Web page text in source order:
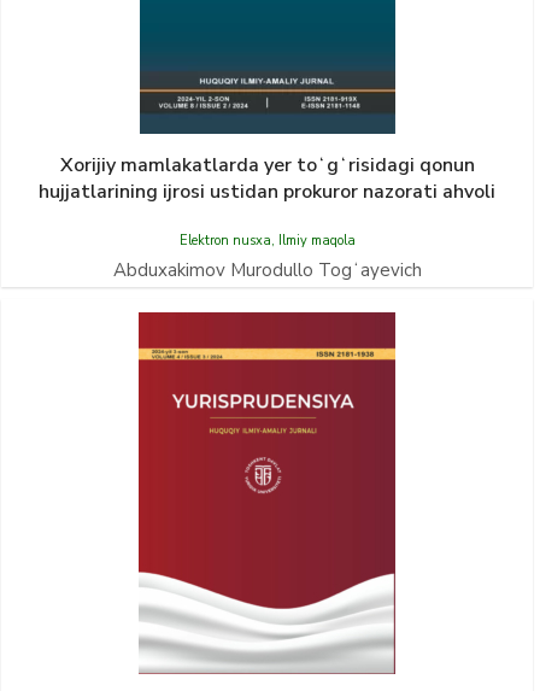
Xorijiy mamlakatlarda yer toʻgʻrisidagi qonun
hujjatlarining ijrosi ustidan prokuror nazorati ahvoli
Elektron nusxa, Ilmiy maqola
Abduxakimov Murodullo Togʻayevich